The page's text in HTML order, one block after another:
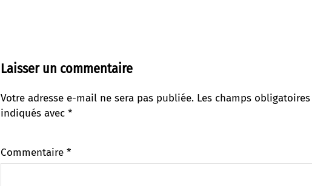
Laisser un commentaire
Votre adresse e-mail ne sera pas publiée. Les champs
indiqués avec *
Commentaire *